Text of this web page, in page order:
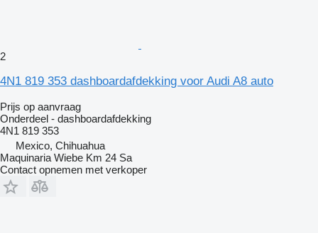
2
4N1 819 353 dashboardafdekking voor Audi A8 auto
Prijs op aanvraag
Onderdeel - dashboardafdekking
4N1 819 353
Mexico, Chihuahua
Maquinaria Wiebe Km 24 Sa
Contact opnemen met verkoper